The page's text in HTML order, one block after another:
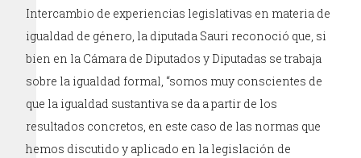
Intercambio de experiencias legislativas en materia de
igualdad de género, la diputada Sauri reconoció que, si
bien en la Cámara de Diputados y Diputadas se trabaja
sobre la igualdad formal, “somos muy conscientes de
que la igualdad sustantiva se da a partir de los
resultados concretos, en este caso de las normas que
hemos discutido y aplicado en la legislación de